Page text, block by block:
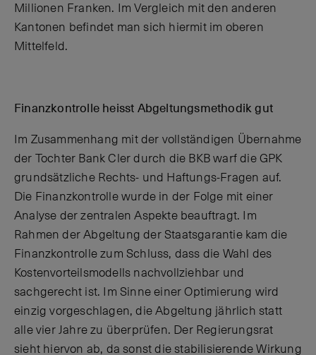
Millionen Franken. Im Vergleich mit den anderen
Kantonen befindet man sich hiermit im oberen
Mittelfeld.
Finanzkontrolle heisst Abgeltungsmethodik gut
Im Zusammenhang mit der vollständigen Übernahme
der Tochter Bank Cler durch die BKB warf die GPK
grundsätzliche Rechts- und Haftungs-Fragen auf.
Die Finanzkontrolle wurde in der Folge mit einer
Analyse der zentralen Aspekte beauftragt. Im
Rahmen der Abgeltung der Staatsgarantie kam die
Finanzkontrolle zum Schluss, dass die Wahl des
Kostenvorteilsmodells nachvollziehbar und
sachgerecht ist. Im Sinne einer Optimierung wird
einzig vorgeschlagen, die Abgeltung jährlich statt
alle vier Jahre zu überprüfen. Der Regierungsrat
sieht hiervon ab, da sonst die stabilisierende Wirkung